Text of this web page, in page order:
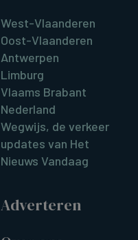
West-Vlaanderen
Oost-Vlaanderen
Antwerpen
Limburg
Vlaams Brabant
Nederland
Wegwijs, de verkeer
updates van Het
Nieuws Vandaag
Adverteren